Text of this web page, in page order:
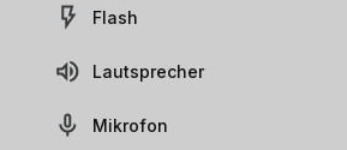
Flash
Lautsprecher
Mikrofon